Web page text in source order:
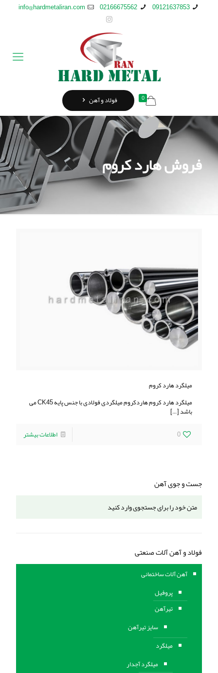
09121637853
02166675562
info@hardmetaliran.com
0 فولاد و آهن
فروش هارد کروم
میلگرد هارد کروم
میلگرد هارد کروم هاردكروم ميلگردی فولادی با جنس پايه CK45 می
باشد[…]
0
اطلاعات بیشتر
جست و جوی آهن
فولاد و آهن آلات صنعتی
آهن آلات ساختمانی
پروفیل
تیرآهن
سایز تیرآهن
میلگرد
میلگرد آجدار